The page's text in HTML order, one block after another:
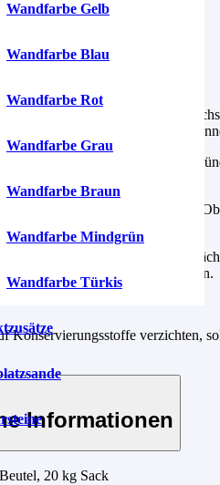
Wandfarbe Gelb
Wandfarbe Blau
Wandfarbe Rot
Wandfarbe Grau
Wandfarbe Braun
Wandfarbe Mindgrün
Wandfarbe Türkis
für die Grundierung.
ca. 2-3 mm.
kreierst du ein
Kalkmischungen für die kreative
Kalksteinputz ist ideal für
auf der Wand.
Auftragstechniken schaffst du
kannst du kreative
Einfach einmischen und loslegen.
Konservierungsstoffe verzichten,
Informationen
20 kg Sack